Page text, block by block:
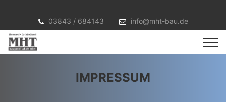
03843 / 684143 info@mht-bau.de
IMPRESSUM